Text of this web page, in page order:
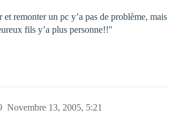
remonter un pc y’a pas de problème, mais
fils y’a plus personne!!"
Novembre 13, 2005, 5:21